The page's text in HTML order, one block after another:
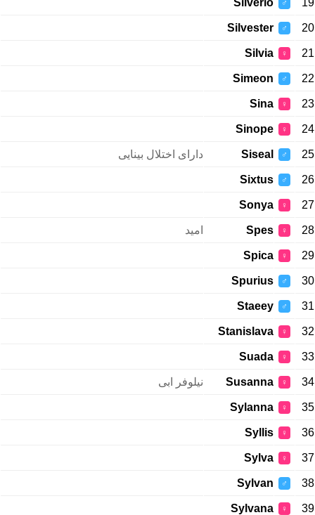
19
♂
Silverio
20
♂
Silvester
21
♀
Silvia
22
♂
Simeon
23
♀
Sina
24
♀
Sinope
25
♂
Siseal دارای اختلال بینایی
26
♂
Sixtus
27
♀
Sonya
28
♀
Spes امید
29
♀
Spica
30
♂
Spurius
31
♂
Staeey
32
♀
Stanislava
33
♀
Suada
34
♀
Susanna نیلوفر ابی
35
♀
Sylanna
36
♀
Syllis
37
♀
Sylva
38
♂
Sylvan
39
♀
Sylvana